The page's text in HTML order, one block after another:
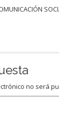
no será